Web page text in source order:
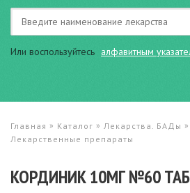
Или воспользуйтесь алфавитным
Главная » Каталог » Лекарства. БАДы »
Лекарственные препараты
КОРДИНИК 10МГ №60 ТАБ